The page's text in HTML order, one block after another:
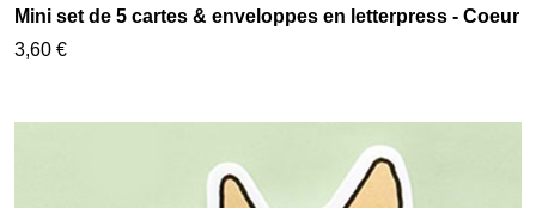
Mini set de 5 cartes & enveloppes en letterpress - Coeur
3,60 €